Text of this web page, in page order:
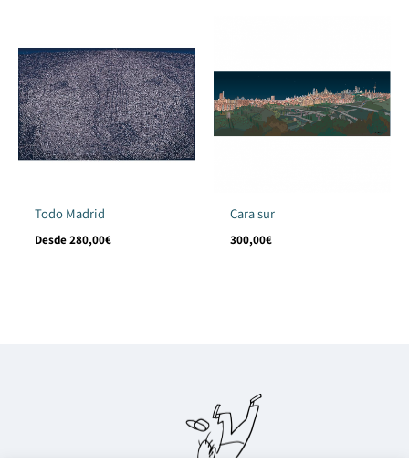
Todo Madrid
Desde280,00€
Cara sur
300,00€